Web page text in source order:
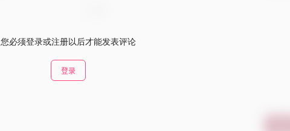
您必须登录或注册以后才能发表评论
登录